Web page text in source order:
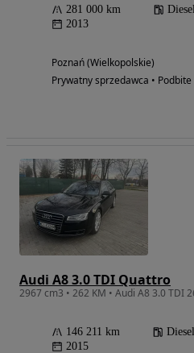
281 000 km Diesel
2013
Poznań (Wielkopolskie)
Prywatny sprzedawca • Podbite
Audi A8 3.0 TDI Quattro
146 211 km Diesel
2015